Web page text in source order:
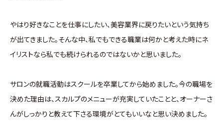
やはり好きなことを仕事にしたい、美容業界に戻りたいという気持ち
が出てきました。そんな中、私でもできる職業は何かと考えた時にネ
イリストなら私でも続けられるのではないかと思いました。
サロンの就職活動はスクールを卒業してから始めました。今の職場を
決めた理由は、スカルプのメニューが充実していたことと、オーナーさ
んがしっかりと教えて下さる環境がとてもいいなと思い決めました。